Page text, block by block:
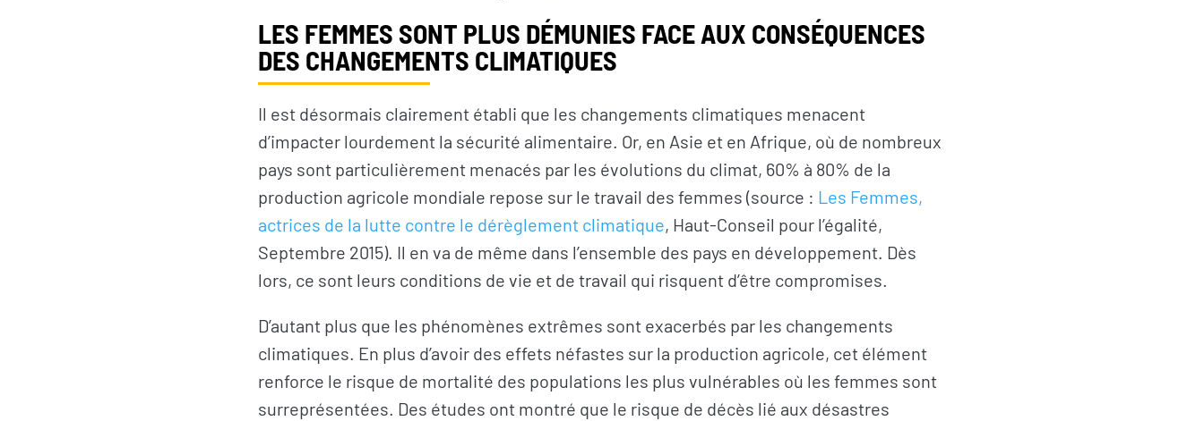
LES FEMMES SONT PLUS DÉMUNIES FACE AUX CONSÉQUENCES
DES CHANGEMENTS CLIMATIQUES
Il est désormais clairement établi que les changements climatiques menacent
d’impacter lourdement la sécurité alimentaire. Or, en Asie et en Afrique, où de nombreux
pays sont particulièrement menacés par les évolutions du climat, 60% à 80% de la
production agricole mondiale repose sur le travail des femmes (source : Les Femmes,
actrices de la lutte contre le dérèglement climatique, Haut-Conseil pour l’égalité,
Septembre 2015). Il en va de même dans l’ensemble des pays en développement. Dès
lors, ce sont leurs conditions de vie et de travail qui risquent d’être compromises.
D’autant plus que les phénomènes extrêmes sont exacerbés par les changements
climatiques. En plus d’avoir des effets néfastes sur la production agricole, cet élément
renforce le risque de mortalité des populations les plus vulnérables où les femmes sont
surreprésentées. Des études ont montré que le risque de décès lié aux désastres